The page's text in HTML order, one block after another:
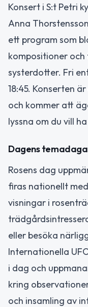
Konsert i S:t Petri
Anna
ett program som
kompositioner
systerdotter. Fri
18:45. Konserten
och kommer att
lyssna om du vill
Dagens
Rosens dag
firas nationellt
visningar i
eller besöka
Internationella
i dag och
kring
och insamling av